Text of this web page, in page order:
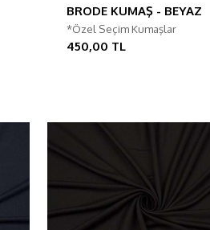
BRODE KUMAŞ - BEYAZ
*Özel Seçim Kumaşlar
450,00 TL